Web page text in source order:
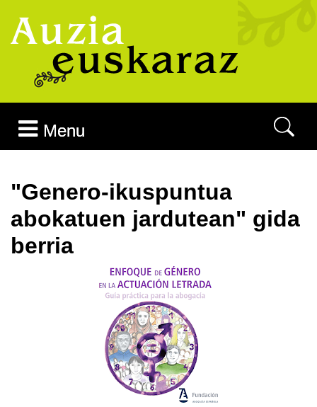
Menu
"Genero-ikuspuntua
abokatuen jardutean" gida
berria